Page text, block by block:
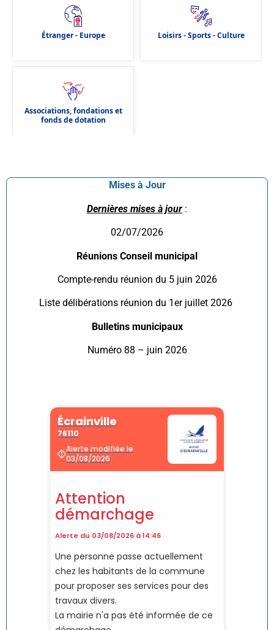
Mises à Jour
Dernières mises à jour :
02/07/2026
Réunions Conseil municipal
Compte-rendu réunion du 5 juin 2026
Liste délibérations réunion du 1er juillet 2026
Bulletins municipaux
Numéro 88 – juin 2026
Étranger - Europe Loisirs - Sports - Culture
Associations, fondations et
fonds de dotation